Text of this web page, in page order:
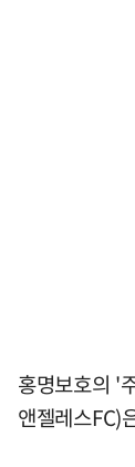
홍명보호의 '
앤젤레스FC)